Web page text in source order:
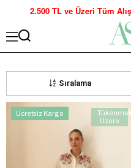
2.500 TL ve Üzeri Tüm
Sıralama
Ücretsiz Kargo
Tükenmek
Üzere